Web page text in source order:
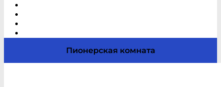
Пионерская комната